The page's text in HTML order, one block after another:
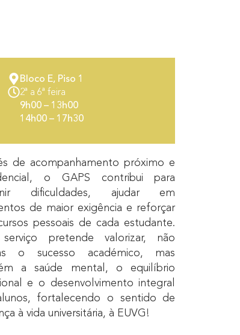
Bloco E, Piso 1
2ª a 6ª feira
9h00 – 13h00
14h00 – 17h30
de acompanhamento próximo e
o GAPS contribui para
dificuldades, ajudar em
de maior exigência e reforçar
pessoais de cada estudante.
pretende valorizar, não
o sucesso académico, mas
a saúde mental, o equilíbrio
e o desenvolvimento integral
fortalecendo o sentido de
à vida universitária, à EUVG!